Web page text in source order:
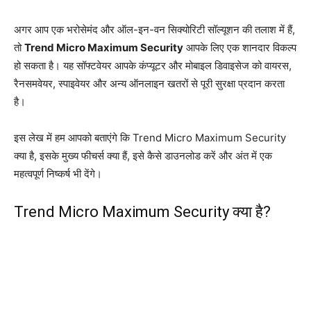
अगर आप एक भरोसेमंद और ऑल-इन-वन सिक्योरिटी सॉल्यूशन की तलाश में हैं,
तोTrend Micro Maximum Security आपके लिए एक शानदार विकल्प
हो सकता है। यह सॉफ्टवेयर आपके कंप्यूटर और मोबाइल डिवाइसेज को वायरस,
रैनसमवेयर, स्पाइवेयर और अन्य ऑनलाइन खतरों से पूरी सुरक्षा प्रदान करता
है।
इस लेख में हम आपको बताएंगे कि Trend Micro Maximum Security
क्या है, इसके मुख्य फीचर्स क्या हैं, इसे कैसे डाउनलोड करें और अंत में एक
महत्वपूर्ण निष्कर्ष भी देंगे।
Trend Micro Maximum Security क्या है?